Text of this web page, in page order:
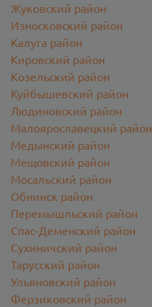
Жуковский район
Износковский район
Калуга район
Кировский район
Козельский район
Куйбышевский район
Людиновский район
Малоярославецкий район
Медынский район
Мещовский район
Мосальский район
Обнинск район
Перемышльский район
Спас-Деменский район
Сухиничский район
Тарусский район
Ульяновский район
Ферзиковский район